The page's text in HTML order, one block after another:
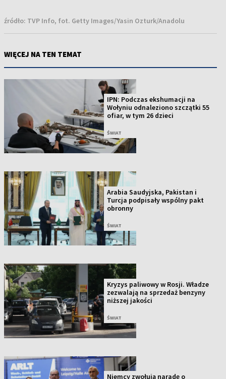
źródło: TVP Info, fot. Getty Images/Yasin Ozturk/Anadolu
WIĘCEJ NA TEN TEMAT
IPN: Podczas ekshumacji na
Wołyniu odnaleziono szczątki 55
ofiar, w tym 26 dzieci
ŚWIAT
Arabia Saudyjska, Pakistan i
Turcja podpisały wspólny pakt
obronny
ŚWIAT
Kryzys paliwowy w Rosji. Władze
zezwalają na sprzedaż benzyny
niższej jakości
ŚWIAT
Niemcy zwołują naradę o